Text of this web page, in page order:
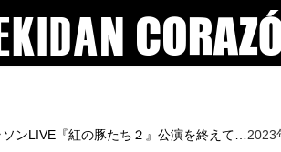
ンLIVE『紅の豚たち２』公演を終えて… 2023